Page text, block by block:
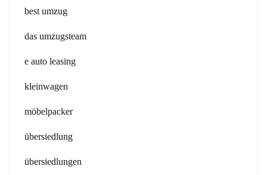
best umzug
das umzugsteam
e auto leasing
kleinwagen
möbelpacker
übersiedlung
übersiedlungen